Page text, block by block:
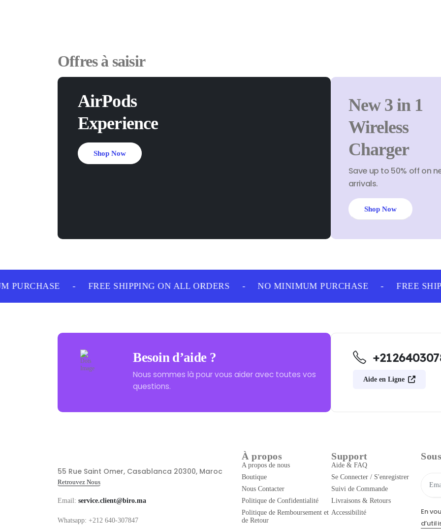
Offres à saisir
AirPods
Experience
Shop Now
New 3 in 1
Wireless
Charger
Save up to 50% off on
arrivals.
Shop Now
FREE SHIPPING ON ALL ORDERS NO MINIMUM PURCHASE FREE
Besoin d’aide ?
Nous sommes là pour vous aider avec toutes vos
questions.
Aide en Ligne
55 Rue Saint Omer, Casablanca 20300, Maroc
Retrouvez Nous
Email: service.client@biro.ma
Whatsapp: +212 640-307847
À propos
A propos de nous
Boutique
Nous Contacter
Politique de Confidentialité
Politique de Remboursement et
de Retour
Support
Aide & FAQ
Se Connecter / S'enregistrer
Suivi de Commande
Livraisons & Retours
Accessibilité
En